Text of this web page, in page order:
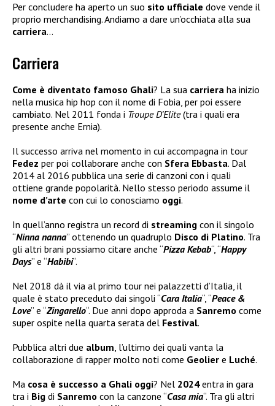
Per concludere ha aperto un suo sito ufficiale dove vende il
proprio merchandising. Andiamo a dare un’occhiata alla sua
carriera…
Carriera
Come è diventato famoso Ghali? La sua carriera ha inizio
nella musica hip hop con il nome di Fobia, per poi essere
cambiato. Nel 2011 fonda i Troupe D’Elite(tra i quali era
presente anche Ernia).
Il successo arriva nel momento in cui accompagna in tour
Fedez per poi collaborare anche con Sfera Ebbasta. Dal
2014 al 2016 pubblica una serie di canzoni con i quali
ottiene grande popolarità. Nello stesso periodo assume il
nome d’arte con cui lo conosciamo oggi.
In quell’anno registra un record di streaming con il singolo
“Ninna nanna” ottenendo un quadruplo Disco di Platino. Tra
gli altri brani possiamo citare anche “Pizza Kebab“, “Happy
Days” e “Habibi“.
Nel 2018 dà il via al primo tour nei palazzetti d’Italia, il
quale è stato preceduto dai singoli “Cara Italia“, “Peace &
Love” e “Zingarello“. Due anni dopo approda a Sanremo come
super ospite nella quarta serata del Festival.
Pubblica altri due album , l’ultimo dei quali vanta la
collaborazione di rapper molto noti come Geolier e Luché.
Ma cosa è successo a Ghali oggi? Nel 2024entra in gara
tra i Big di Sanremo con la canzone “Casa mia“. Tra gli altri